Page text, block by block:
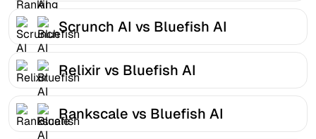
Scrunch AI vs Bluefish AI
Relixir vs Bluefish AI
Rankscale vs Bluefish AI